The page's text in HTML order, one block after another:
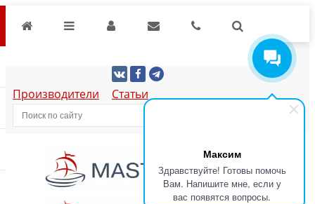
Максим
Здравствуйте! Готовы помочь
Вам. Напишите мне, если у
вас появятся вопросы.
Производители Статьи